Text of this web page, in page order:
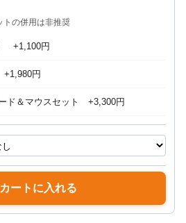
の併用は非推奨
+1,100円
円
ド＆マウスセット +3,300円
カートに入れる